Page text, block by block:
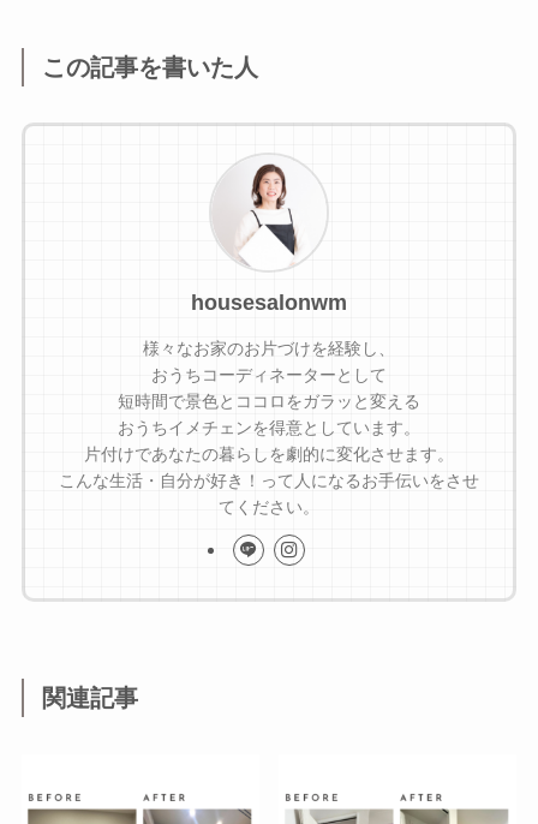
この記事を書いた人
housesalonwm
様々なお家のお片づけを経験し、
おうちコーディネーターとして
短時間で景色とココロをガラッと変える
おうちイメチェンを得意としています。
片付けであなたの暮らしを劇的に変化させます。
こんな生活・自分が好き！って人になるお手伝いをさせ
てください。
関連記事